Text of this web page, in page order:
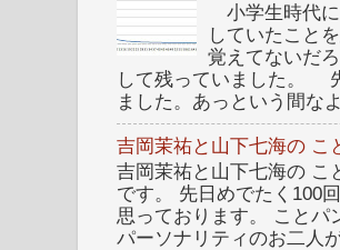
小学生時代
していたこと
覚えてないだ
して残っていました。
ました。あっという間な
吉岡茉祐と山下七海の
吉岡茉祐と山下七海の
です。 先日めでたく100
思っております。 ことパ
パーソナリティのお二人